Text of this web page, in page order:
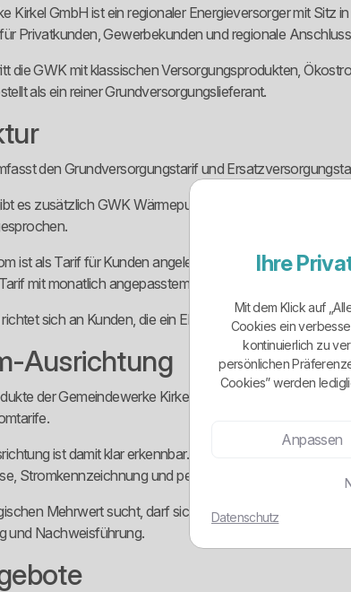
Kirkel GmbH ist ein regionaler Energieversorger mit
Privatkunden, Gewerbekunden und regionale
die GWK mit klassischen Versorgungsprodukten,
als ein reiner Grundversorgungslieferant.
den Grundversorgungstarif und
es zusätzlich GWK Wärmepumpen Strom und GWK
ist als Tarif für Kunden angelegt, die mehr
mit monatlich angepasstem Arbeitspreis.
sich an Kunden, die ein Elektrofahrzeug zu Hause
Ausrichtung
der Gemeindewerke Kirkel werden mit 100
ist damit klar erkennbar. Trotzdem sollte man
Stromkennzeichnung und persönlicher
Mehrwert sucht, darf sich nicht von einem grünen
und Nachweisführung.
Ihre
Mit dem Klick auf
Cookies ein
kontinuierlich zu
persönlichen
Cookies” werden
Anpassen
Datenschutz